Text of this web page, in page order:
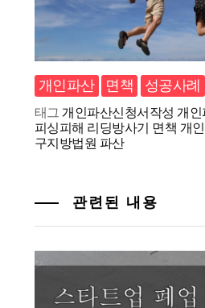
개인파산 면책 성공사례
태그 개인파산신청서작성 개
피싱피해 리딩방사기 면책 개
구지방법원 파산
관련된 내용